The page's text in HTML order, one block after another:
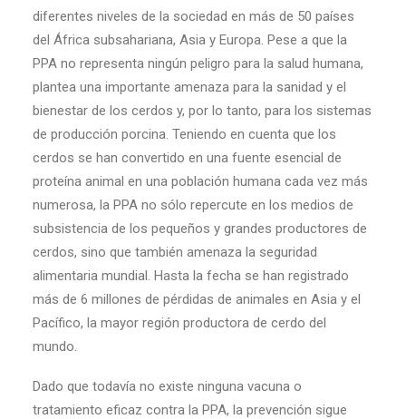
diferentes niveles de la sociedad en más de 50 países
del África subsahariana, Asia y Europa. Pese a que la
PPA no representa ningún peligro para la salud humana,
plantea una importante amenaza para la sanidad y el
bienestar de los cerdos y, por lo tanto, para los sistemas
de producción porcina. Teniendo en cuenta que los
cerdos se han convertido en una fuente esencial de
proteína animal en una población humana cada vez más
numerosa, la PPA no sólo repercute en los medios de
subsistencia de los pequeños y grandes productores de
cerdos, sino que también amenaza la seguridad
alimentaria mundial. Hasta la fecha se han registrado
más de 6 millones de pérdidas de animales en Asia y el
Pacífico, la mayor región productora de cerdo del
mundo.
Dado que todavía no existe ninguna vacuna o
tratamiento eficaz contra la PPA, la prevención sigue